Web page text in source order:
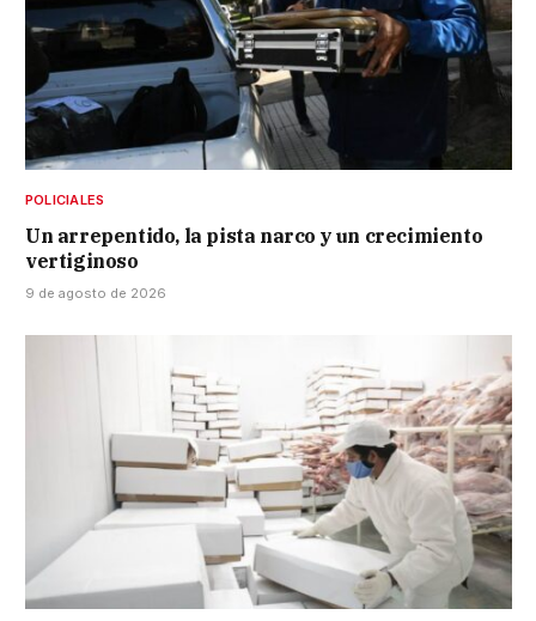
POLICIALES
Un arrepentido, la pista narco y un crecimiento
vertiginoso
9 de agosto de 2026